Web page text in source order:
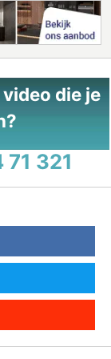
die je
321